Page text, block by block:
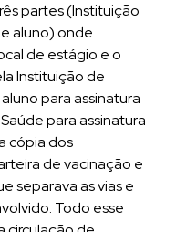
partes (Instituição
aluno) onde
de estágio e o
Instituição de
para assinatura
para assinatura
cópia dos
de vacinação e
separava as vias e
Todo esse